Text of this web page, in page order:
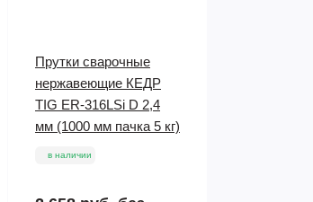
Прутки сварочные
нержавеющие КЕДР
TIG ER-316LSi D 2,4
мм (1000 мм пачка 5 кг)
в наличии